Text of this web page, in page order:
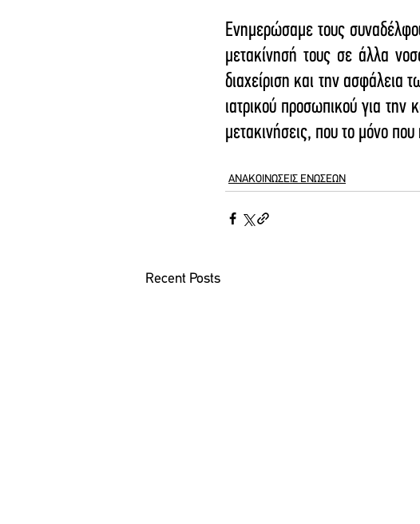
Ενημερώσαμε τους
μετακίνησή τους σε άλλα
διαχείριση και την
ιατρικού προσωπικού για
μετακινήσεις, που το μόνο
ΑΝΑΚΟΙΝΩΣΕΙΣ ΕΝΩΣΕΩΝ
Recent Posts